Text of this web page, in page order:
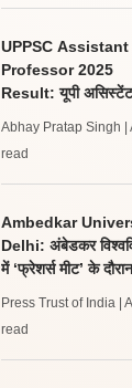
UPPSC Assistant
Professor 2025
Result: यूपी
विषयों के लिए जारी
Abhay Pratap Singh |
read
Ambedkar
Delhi: अंबेडकर
में ‘फ्रेशर्स मीट’ के
Press Trust of India |
read